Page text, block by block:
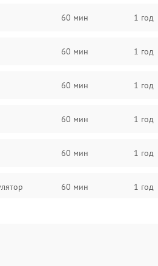
60 мин 1 год
60 мин 1 год
60 мин 1 год
60 мин 1 год
60 мин 1 год
60 мин 1 год